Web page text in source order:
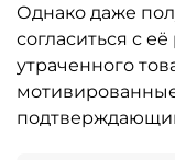
Однако даже
согласиться с
утраченного